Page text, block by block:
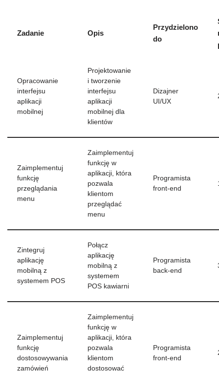
Zadanie Opis
Przydzielono
do
Opracowanie
interfejsu
aplikacji
mobilnej
Projektowanie
i tworzenie
interfejsu
aplikacji
mobilnej dla
klientów
Dizajner
UI/UX
Zaimplementuj
funkcję
przeglądania
menu
Zaimplementuj
funkcję w
aplikacji, która
pozwala
klientom
przeglądać
menu
Programista
front-end
Zintegruj
aplikację
mobilną z
systemem POS
Połącz
aplikację
mobilną z
systemem
POS kawiarni
Programista
back-end
Zaimplementuj
funkcję
dostosowywania
zamówień
Zaimplementuj
funkcję w
aplikacji, która
pozwala
klientom
dostosować
Programista
front-end